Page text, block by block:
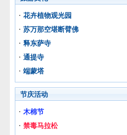
花卉植物观光园
苏万那空堪断臂佛
释东萨寺
通提寺
端蒙塔
节庆活动
木棉节
禁毒马拉松